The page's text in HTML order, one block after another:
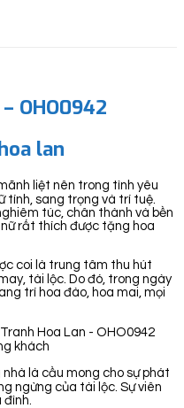
OHO0942
lan
liệt nên trong tình yêu
tính, sang trọng và trí tuệ.
túc, chân thành và bền
rất thích được tặng hoa
coi là trung tâm thu hút
tài lộc. Do đó, trong ngày
trí hoa đào, hoa mai, mọi
khách
nhà là cầu mong cho sự phát
ngừng của tài lộc. Sự viên